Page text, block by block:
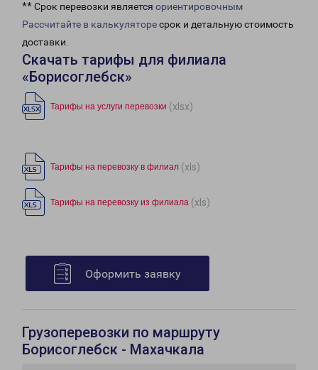
** Срок перевозки является ориентировочным
Рассчитайте в калькуляторесрок и детальную стоимость
доставки.
Скачать тарифы для филиала
«Борисоглебск»
Тарифы на услуги перевозки (xlsx)
Тарифы на перевозку в филиал (xls)
Тарифы на перевозку из филиала (xls)
Оформить заявку
Грузоперевозки по маршруту
Борисоглебск - Махачкала